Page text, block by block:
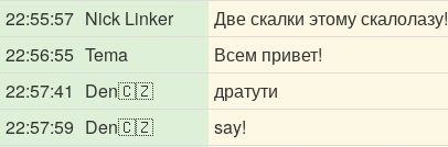
22:55:57 Nick Linker
Две скалки этому скалолазу!
22:56:55 Tema
Всем привет!
22:57:41
Den🇨🇿
дратути
22:57:59 Den🇨🇿
say!